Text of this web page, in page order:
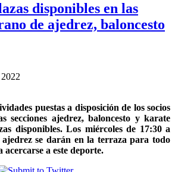
disponibles en las
de ajedrez, baloncesto
puestas a disposición de los socios
secciones ajedrez, baloncesto y karate
disponibles. Los miércoles de 17:30 a
ajedrez se darán en la terraza para todo
acercarse a este deporte.